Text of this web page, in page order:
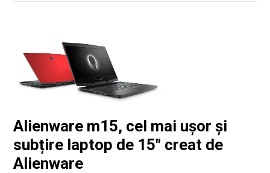
Alienware m15, cel mai ușor și
subțire laptop de 15″ creat de
Alienware